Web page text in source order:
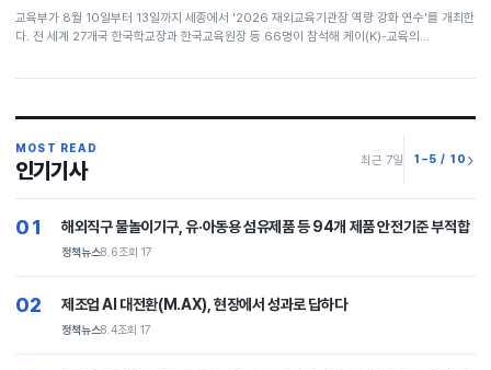
교육부가 8월 10일부터 13일까지 세종에서 '2026 재외교육기관장 역량 강화 연수'를 개최한
다. 전 세계 27개국 한국학교장과 한국교육원장 등 66명이 참석해 케이(K)-교육의…
MOST READ
인기기사 최근 7일 1–5 / 10
01 해외직구 물놀이기구, 유·아동용 섬유제품 등 94개 제품 안전기준 부적합
정책뉴스8.6조회 17
02 제조업 AI 대전환(M.AX), 현장에서 성과로 답하다
정책뉴스8.4조회 17